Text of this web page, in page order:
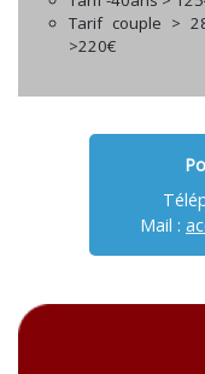
Tarif couple >
>220€
Mail :